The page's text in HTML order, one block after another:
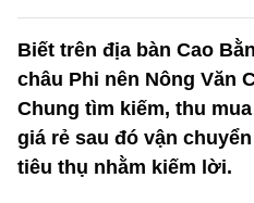
Biết trên địa bàn Cao
châu Phi nên Nông Văn
Chung tìm kiếm, thu
giá rẻ sau đó vận
tiêu thụ nhằm kiếm lời.